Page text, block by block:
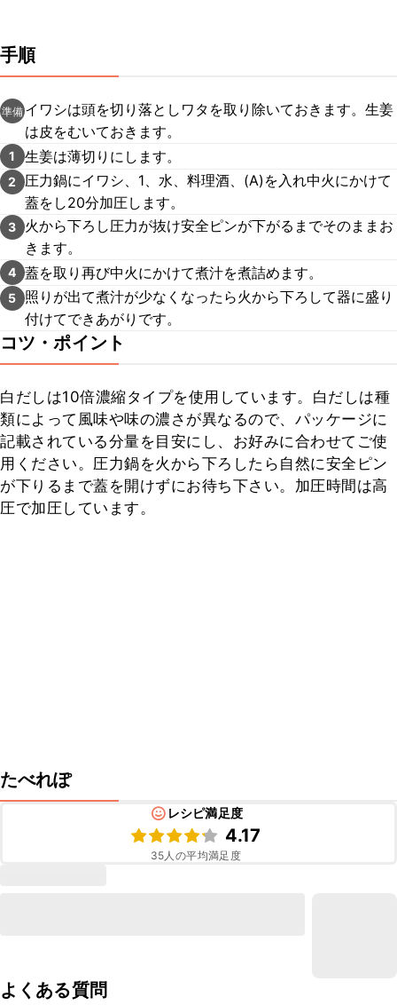
手順
準備 イワシは頭を切り落としワタを取り除いておきます。生姜
は皮をむいておきます。
1 生姜は薄切りにします。
2
圧力鍋にイワシ、1、水、料理酒、(A)を入れ中火にかけて
蓋をし20分加圧します。
3
火から下ろし圧力が抜け安全ピンが下がるまでそのままお
きます。
4 蓋を取り再び中火にかけて煮汁を煮詰めます。
5
照りが出て煮汁が少なくなったら火から下ろして器に盛り
付けてできあがりです。
コツ・ポイント
白だしは10倍濃縮タイプを使用しています。白だしは種
類によって風味や味の濃さが異なるので、パッケージに
記載されている分量を目安にし、お好みに合わせてご使
用ください。圧力鍋を火から下ろしたら自然に安全ピン
が下りるまで蓋を開けずにお待ち下さい。加圧時間は高
圧で加圧しています。
たべれぽ
レシピ満足度
4.17
35人の平均満足度
よくある質問